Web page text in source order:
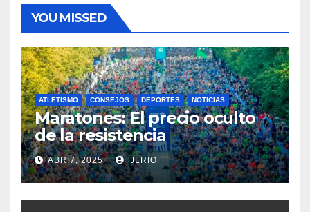
YOU MISSED
ATLETISMO CONSEJOS DEPORTES NOTICIAS
Maratones: El precio oculto
de la resistencia
ABR 7, 2025 JLRIO